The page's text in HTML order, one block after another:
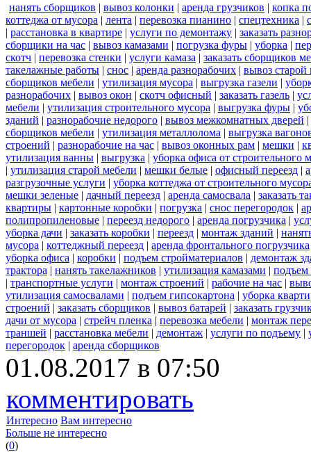
нанять сборщиков | вывоз колонки | аренда грузчиков | копка
коттеджа от мусора | лента | перевозка пианино | спецтехника |
| расстановка в квартире | услуги по демонтажу | заказать
сборщики на час | вывоз камазами | погрузка фуры | уборка |
скотч | перевозка стенки | услуги камаза | заказать сборщиков
такелажные работы | снос | аренда разнорабочих | вывоз старой
сборщиков мебели | утилизация мусора | выгрузка газели |
разнорабочих | вывоз окон | скотч офисный | заказать газель |
мебели | утилизация строительного мусора | выгрузка фуры |
зданий | разнорабочие недорого | вывоз межкомнатных дверей |
сборщиков мебели | утилизация металлолома | выгрузка
строений | разнорабочие на час | вывоз оконных рам | мешки |
утилизация ванны | выгрузка | уборка офиса от строительного
| утилизация старой мебели | мешки белые | офисный переезд |
разгрузочные услуги | уборка коттеджа от строительного
мешки зеленые | дачный переезд | аренда самосвала | заказать
квартиры | картонные коробки | погрузка | снос перегородок |
полипропиленовые | переезд недорого | аренда погрузчика |
уборка дачи | заказать коробки | переезд | монтаж зданий |
мусора | коттеджный переезд | аренда фронтального погрузчика
уборка офиса | коробки | подъем стройматериалов | демонтаж
трактора | нанять такелажников | утилизация камазами | подъем
| транспортные услуги | монтаж строений | рабочие на час |
утилизация самосвалами | подъем гипсокартона | уборка
строений | заказать сборщиков | вывоз батарей | заказать
дачи от мусора | стрейч пленка | перевозка мебели | монтаж
траншей | расстановка мебели | демонтаж | услуги по подъему |
перегородок | аренда сборщиков
01.08.2017 в 07:50
комментировать
Интересно Вам интересно
Больше не интересно
(0)